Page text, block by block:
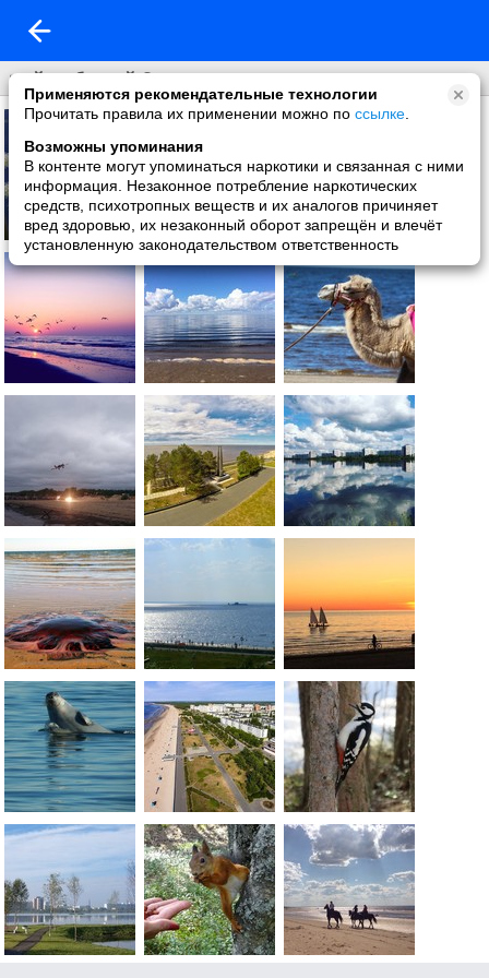
Применяются рекомендательные технологии
Прочитать правила их применении можно по ссылке
Возможны упоминания
В контенте могут упоминаться наркотики и связанная с ними
информация. Незаконное потребление наркотических
средств, психотропных веществ и их аналогов причиняет
вред здоровью, их незаконный оборот запрещён и влечёт
установленную законодательством ответственность
мой любимый Северодвинск